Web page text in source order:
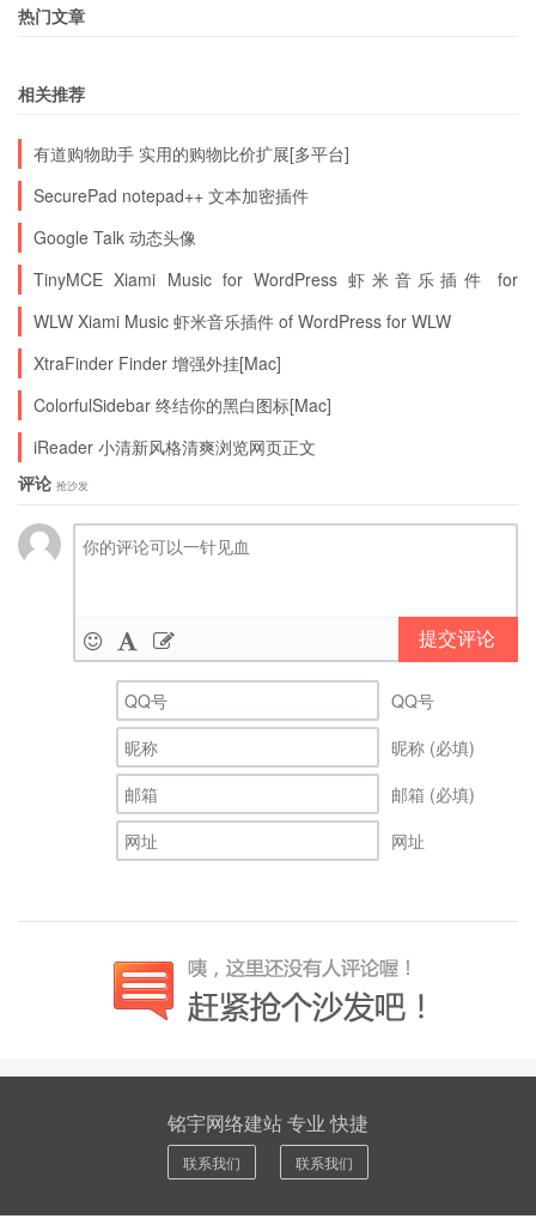
热门文章
相关推荐
有道购物助手 实用的购物比价扩展[多平台]
SecurePad notepad++ 文本加密插件
Google Talk 动态头像
TinyMCE Xiami Music for WordPress 虾米音乐插件 for
WLW Xiami Music 虾米音乐插件 of WordPress for WLW
XtraFinder Finder 增强外挂[Mac]
ColorfulSidebar 终结你的黑白图标[Mac]
iReader 小清新风格清爽浏览网页正文
评论 抢沙发
提交评论
QQ号
昵称 (必填)
邮箱 (必填)
网址
铭宇网络建站 专业 快捷
联系我们 联系我们